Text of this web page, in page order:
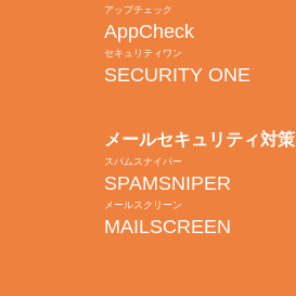
アップチェック
AppCheck
セキュリティワン
SECURITY ONE
メールセキュリティ対策
スパムスナイパー
SPAMSNIPER
メールスクリーン
MAILSCREEN